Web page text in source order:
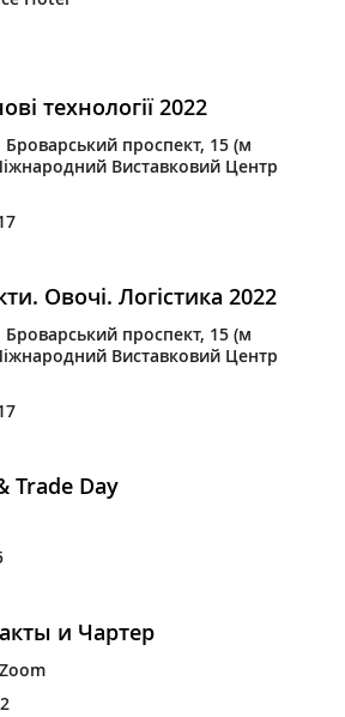
технології 2022
Броварський проспект, 15 (м
Виставковий Центр
Овочі. Логістика 2022
Броварський проспект, 15 (м
Виставковий Центр
Trade Day
и Чартер